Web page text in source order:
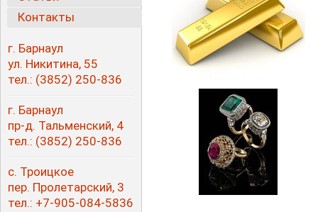
Контакты
г. Барнаул
ул. Никитина, 55
тел.: (3852) 250-836
г. Барнаул
пр-д. Тальменский, 4
тел.: (3852) 250-836
с. Троицкое
пер. Пролетарский, 3
тел.: +7-905-084-5836